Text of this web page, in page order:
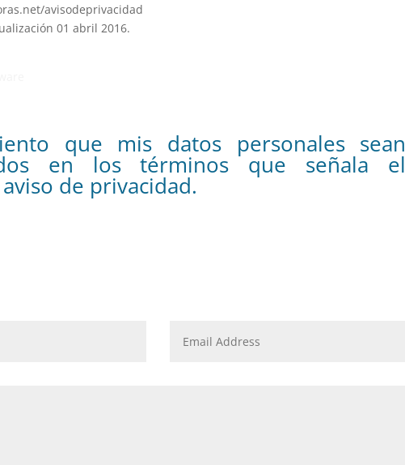
avisodeprivacidad
01 abril 2016.
que mis datos personales sean
en los términos que señala el
de privacidad.